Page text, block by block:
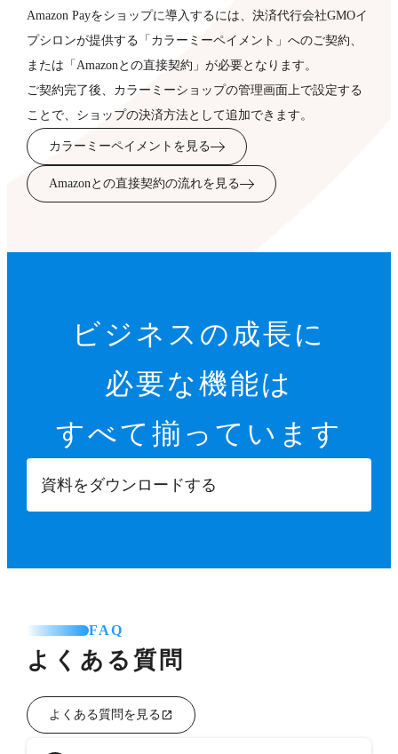
Amazon Payをショップに導入するには、決済代行会社GMOイ
プシロンが提供する「カラーミーペイメント」へのご契約、
または「Amazonとの直接契約」が必要となります。
ご契約完了後、カラーミーショップの管理画面上で設定する
ことで、ショップの決済方法として追加できます。
カラーミーペイメントを見る
Amazonとの直接契約の流れを見る
ビジネスの成長に
必要な機能は
すべて揃っています
資料をダウンロードする
FAQ
よくある質問
よくある質問を見る